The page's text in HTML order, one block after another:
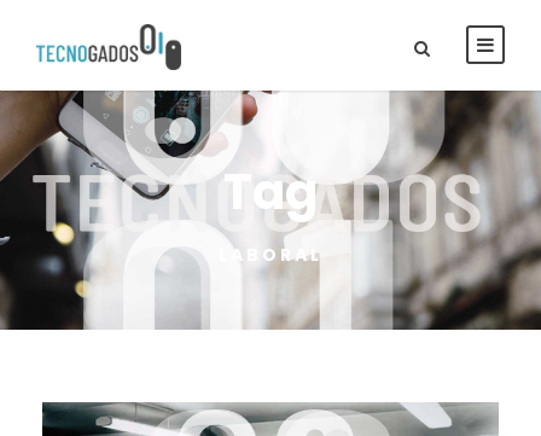
Tag
LABORAL